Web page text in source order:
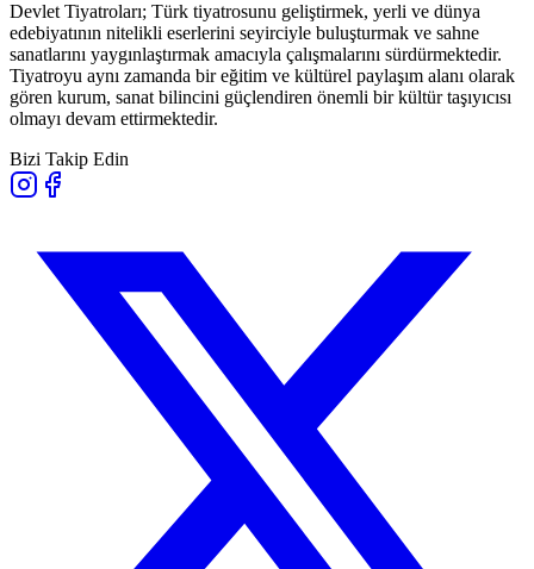
Devlet Tiyatroları; Türk tiyatrosunu geliştirmek, yerli ve dünya
edebiyatının nitelikli eserlerini seyirciyle buluşturmak ve sahne
sanatlarını yaygınlaştırmak amacıyla çalışmalarını sürdürmektedir.
Tiyatroyu aynı zamanda bir eğitim ve kültürel paylaşım alanı olarak
gören kurum, sanat bilincini güçlendiren önemli bir kültür taşıyıcısı
olmayı devam ettirmektedir.
Bizi Takip Edin